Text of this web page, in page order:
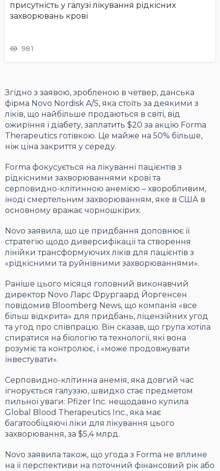
присутність у галузі лікування рідкісних
захворювань крові
981
Згідно з заявою, зробленою в четвер, данська
фірма Novo Nordisk A/S, яка стоїть за деякими з
ліків, що найбільше продаються в світі, від
ожиріння і діабету, заплатить $20 за акцію Forma
Therapeutics готівкою. Це майже на 50% більше,
ніж ціна закриття у середу.
Forma фокусується на лікуванні пацієнтів з
рідкісними захворюваннями крові та
серповидно-клітинною анемією – хворобливим,
іноді смертельним захворюванням, яке в США в
основному вражає чорношкірих.
Novo заявила, що це придбання доповнює її
стратегію щодо диверсифікації та створення
лінійки трансформуючих ліків для пацієнтів з
«рідкісними та руйнівними захворюваннями».
Раніше цього місяця головний виконавчий
директор Novo Ларс Фрургаард Йоргенсен
повідомив Bloomberg News, що компанія «все
більш відкрита» для придбань, ліцензійних угод
та угод про співпрацю. Він сказав, що група хотіла
спиратися на біологію та технології, які вона
розуміє та контролює, і «може продовжувати
інвестувати».
Серповидно-клітинна анемія, яка довгий час
ігнорується галуззю, швидко стає предметом
пильної уваги: Pfizer Inc. нещодавно купила
Global Blood Therapeutics Inc., яка має
багатообіцяючі ліки для лікування цього
захворювання, за $5,4 млрд.
Novo заявила також, що угода з Forma не вплине
на її перспективи на поточний фінансовий рік або